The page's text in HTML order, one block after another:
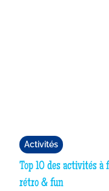
Activités
Top 10 des activités à
rétro & fun